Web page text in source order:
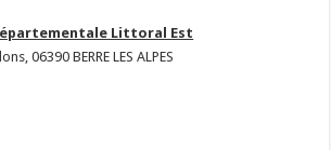
Littoral Est
06390 BERRE LES ALPES